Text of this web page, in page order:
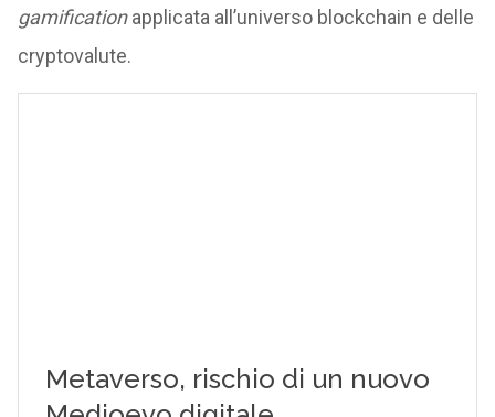
gamificationapplicata all’universo blockchain e delle
cryptovalute.